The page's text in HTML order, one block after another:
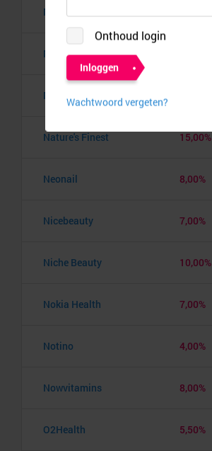
Mondmaskergigant.nl
Muscle Vitamins
MyProtein
Nature's Finest 15,00%
Neonail 8,00%
Nicebeauty 7,00%
Niche Beauty 10,00%
Nokia Health 7,00%
Notino 4,00%
Nowvitamins 8,00%
O2Health 5,50%